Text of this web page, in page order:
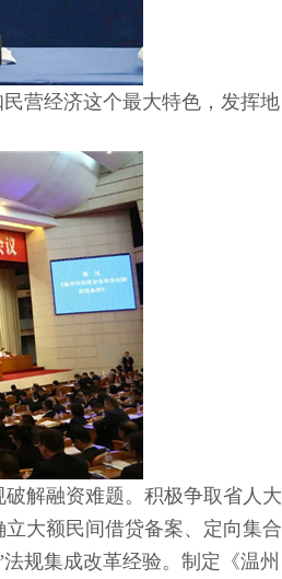
营经济这个最大特色，发挥地
解融资难题。积极争取省人大
大额民间借贷备案、定向集合
规集成改革经验。制定《温州